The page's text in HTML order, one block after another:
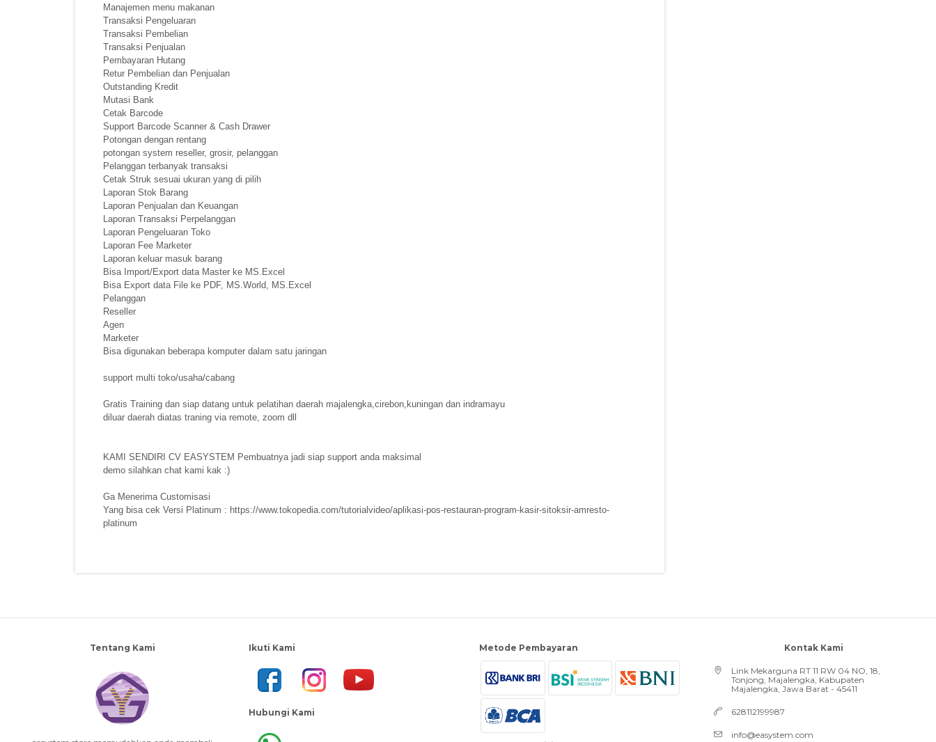
Manajemen menu makanan
Transaksi Pengeluaran
Transaksi Pembelian
Transaksi Penjualan
Pembayaran Hutang
Retur Pembelian dan Penjualan
Outstanding Kredit
Mutasi Bank
Cetak Barcode
Support Barcode Scanner & Cash Drawer
Potongan dengan rentang
potongan system reseller, grosir, pelanggan
Pelanggan terbanyak transaksi
Cetak Struk sesuai ukuran yang di pilih
Laporan Stok Barang
Laporan Penjualan dan Keuangan
Laporan Transaksi Perpelanggan
Laporan Pengeluaran Toko
Laporan Fee Marketer
Laporan keluar masuk barang
Bisa Import/Export data Master ke MS.Excel
Bisa Export data File ke PDF, MS.World, MS.Excel
Pelanggan
Reseller
Agen
Marketer
Bisa digunakan beberapa komputer dalam satu jaringan
support multi toko/usaha/cabang
Gratis Training dan siap datang untuk pelatihan daerah majalengka,cirebon,kuningan dan indramayu
diluar daerah diatas traning via remote, zoom dll
KAMI SENDIRI CV EASYSTEM Pembuatnya jadi siap support anda maksimal
demo silahkan chat kami kak :)
Ga Menerima Customisasi
Yang bisa cek Versi Platinum : https://www.tokopedia.com/tutorialvideo/aplikasi-pos-restauran-program-kasir-sitoksir-amresto-
platinum
Tentang Kami Ikuti Kami
Hubungi Kami
Metode Pembayaran Kontak Kami
Link Mekarguna RT 11 RW 04 NO, 18,
Tonjong, Majalengka, Kabupaten
Majalengka, Jawa Barat - 45411
628112199987
info@easystem.com